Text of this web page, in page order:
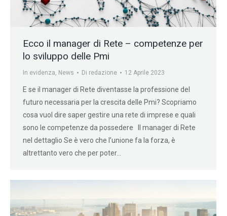
Ecco il manager di Rete – competenze per
lo sviluppo delle Pmi
In evidenza, News Di redazione 12 Aprile 2023
E se il manager di Rete diventasse la professione del
futuro necessaria per la crescita delle Pmi? Scopriamo
cosa vuol dire saper gestire una rete di imprese e quali
sono le competenze da possedere Il manager di Rete
nel dettaglio Se è vero che l’unione fa la forza, è
altrettanto vero che per poter…